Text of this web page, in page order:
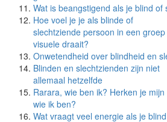
Wat is beangstigend als je blind of
Hoe voel je je als blinde of
slechtziende persoon in een
visuele draait?
Onwetendheid over blindheid en
Blinden en slechtzienden zijn niet
allemaal hetzelfde
Rarara, wie ben ik? Herken je
wie ik ben?
Wat vraagt veel energie als je